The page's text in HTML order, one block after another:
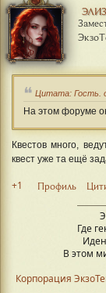
Цитата: Гость.
На этом форуме
Квестов много,
квест уже та ещё
+1 Профиль
Где
В этом
Корпорация